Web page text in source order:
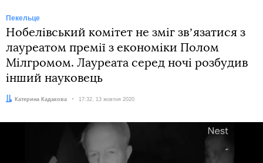
Пекельце
Нобелівський комітет не зміг звʼязатися з
лауреатом премії з економіки Полом
Мілгромом. Лауреата серед ночі розбудив
інший науковець
Автор:Катерина Кадакова Дата:
17:32, 13 жовтня 2020